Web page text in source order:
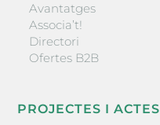
Avantatges
Associa’t!
Directori
Ofertes B2B
PROJECTES I ACTES